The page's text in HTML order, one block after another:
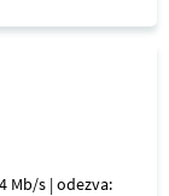
Mb/s | odezva: